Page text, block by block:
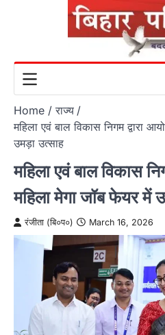
Home
राज्य
महिला एवं बाल विकास निगम द्वारा
उमड़ा उत्साह
महिला एवं बाल विकास
महिला मेगा जॉब फेयर में
रंजीता (बि०प०) March 16, 2026